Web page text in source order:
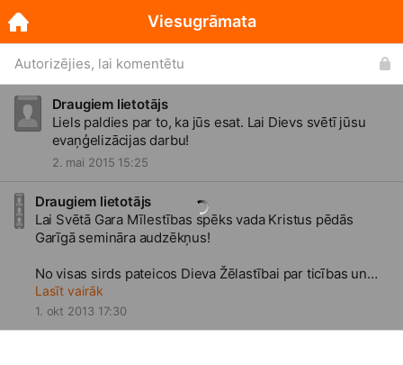
Autorizējies, lai komentētu
Draugiem lietotājs
Liels paldies par to, ka jūs esat. Lai Dievs svētī jūsu
evaņģelizācijas darbu!
2. mai 2015 15:25
Draugiem lietotājs
Lai Svētā Gara Mīlestības spēks vada Kristus pēdās
Garīgā semināra audzēkņus!
No visas sirds pateicos Dieva Žēlastībai par ticības un
cerības dāvanām šī laikmeta Kristus Evaņģēlija
pestīšanas spēkam,lai ikviens kļūtu par Dieva bērnu un
iegūtu mūžīgo dzīvības spēku uzvarai pār mūžīgo nāvi.
Lasīt vairāk
1. okt 2013 17:30
Viesugrāmata